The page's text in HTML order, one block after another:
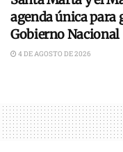
agenda única para
Gobierno Nacional
4 DE AGOSTO DE 2026